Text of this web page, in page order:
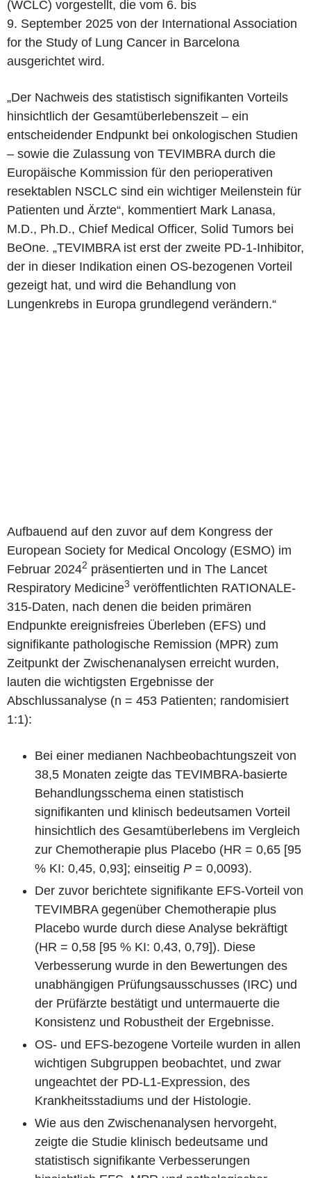
(WCLC) vorgestellt, die vom 6. bis
9. September 2025 von der International Association
for the Study of Lung Cancer in Barcelona
ausgerichtet wird.
„Der Nachweis des statistisch signifikanten Vorteils
hinsichtlich der Gesamtüberlebenszeit – ein
entscheidender Endpunkt bei onkologischen Studien
– sowie die Zulassung von TEVIMBRA durch die
Europäische Kommission für den perioperativen
resektablen NSCLC sind ein wichtiger Meilenstein für
Patienten und Ärzte“, kommentiert Mark Lanasa,
M.D., Ph.D., Chief Medical Officer, Solid Tumors bei
BeOne. „TEVIMBRA ist erst der zweite PD-1-Inhibitor,
der in dieser Indikation einen OS-bezogenen Vorteil
gezeigt hat, und wird die Behandlung von
Lungenkrebs in Europa grundlegend verändern.“
Aufbauend auf den zuvor auf dem Kongress der
European Society for Medical Oncology (ESMO) im
Februar 20242 präsentierten und in The Lancet
Respiratory Medicine3 veröffentlichten RATIONALE-
315-Daten, nach denen die beiden primären
Endpunkte ereignisfreies Überleben (EFS) und
signifikante pathologische Remission (MPR) zum
Zeitpunkt der Zwischenanalysen erreicht wurden,
lauten die wichtigsten Ergebnisse der
Abschlussanalyse (n = 453 Patienten; randomisiert
1:1):
Bei einer medianen Nachbeobachtungszeit von
38,5 Monaten zeigte das TEVIMBRA-basierte
Behandlungsschema einen statistisch
signifikanten und klinisch bedeutsamen Vorteil
hinsichtlich des Gesamtüberlebens im Vergleich
zur Chemotherapie plus Placebo (HR = 0,65 [95
% KI: 0,45, 0,93]; einseitig P = 0,0093).
Der zuvor berichtete signifikante EFS-Vorteil von
TEVIMBRA gegenüber Chemotherapie plus
Placebo wurde durch diese Analyse bekräftigt
(HR = 0,58 [95 % KI: 0,43, 0,79]). Diese
Verbesserung wurde in den Bewertungen des
unabhängigen Prüfungsausschusses (IRC) und
der Prüfärzte bestätigt und untermauerte die
Konsistenz und Robustheit der Ergebnisse.
OS- und EFS-bezogene Vorteile wurden in allen
wichtigen Subgruppen beobachtet, und zwar
ungeachtet der PD-L1-Expression, des
Krankheitsstadiums und der Histologie.
Wie aus den Zwischenanalysen hervorgeht,
zeigte die Studie klinisch bedeutsame und
statistisch signifikante Verbesserungen